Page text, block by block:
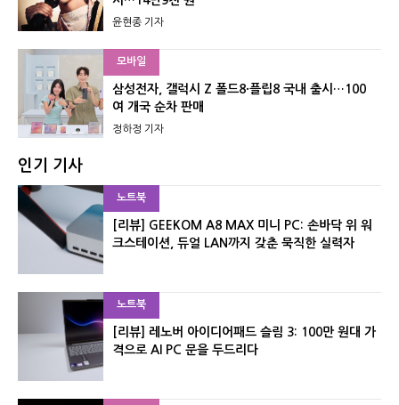
윤현종 기자
모바일
삼성전자, 갤럭시 Z 폴드8·플립8 국내 출시…100
여 개국 순차 판매
정하정 기자
인기 기사
노트북
[리뷰] GEEKOM A8 MAX 미니 PC: 손바닥 위 워
크스테이션, 듀얼 LAN까지 갖춘 묵직한 실력자
노트북
[리뷰] 레노버 아이디어패드 슬림 3: 100만 원대 가
격으로 AI PC 문을 두드리다